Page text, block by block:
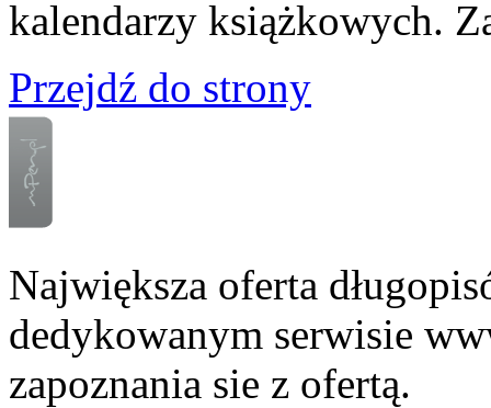
kalendarzy książkowych.
Przejdź do strony
Największa oferta
dedykowanym serwisie
zapoznania sie z ofertą.